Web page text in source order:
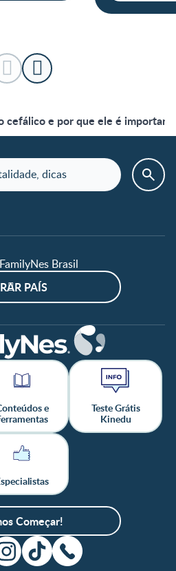
cefálico e por que ele é
Brasil
PAÍS
e
Teste Grátis
Kinedu
Começar!